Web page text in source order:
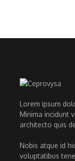
Lorem ipsum
Minima incidunt
architecto quis
Nobis atque id
voluptatibus